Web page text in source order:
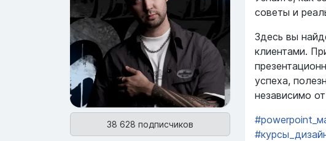
38 628 подписчиков
советы и
Здесь вы
клиентами.
успеха,
независимо